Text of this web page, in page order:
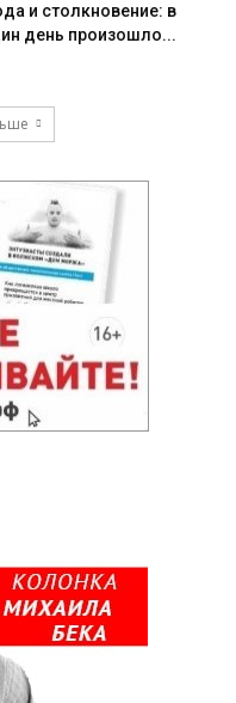
и столкновение: в
день произошло...